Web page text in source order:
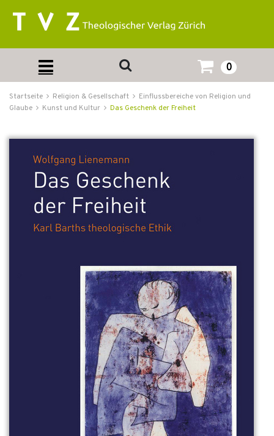
0
Startseite Religion & Gesellschaft
Einflussbereiche von Religion und
Glaube
Kunst und Kultur Das Geschenk der Freiheit